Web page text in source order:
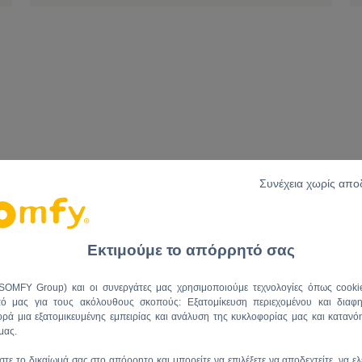
ΚΑΘΗΜΕΡΙΝΗ ΖΩΗ
Εκτιμούμε το απόρρητό σας
Group) και οι συνεργάτες μας χρησιμοποιούμε τεχνολογίες όπως
μας για τους ακόλουθους σκοπούς: Εξατομίκευση περιεχομένου και
μια εξατομικευμένης εμπειρίας και ανάλυση της κυκλοφορίας μας και
Συνέχεια χωρίς